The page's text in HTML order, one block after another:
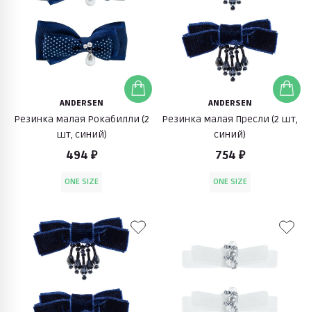
ANDERSEN
Резинка малая Рокабилли (2
шт, синий)
494 ₽
ONE SIZE
ANDERSEN
Резинка малая Пресли (2 шт,
синий)
754 ₽
ONE SIZE